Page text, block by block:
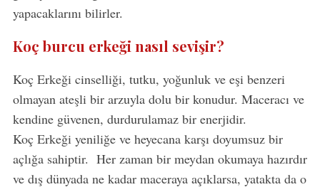
yapacaklarını bilirler.
Koç burcu erkeği nasıl sevişir?
Koç Erkeği cinselliği, tutku, yoğunluk ve eşi benzeri
olmayan ateşli bir arzuyla dolu bir konudur. Maceracı ve
kendine güvenen, durdurulamaz bir enerjidir.
Koç Erkeği yeniliğe ve heyecana karşı doyumsuz bir
açlığa sahiptir. Her zaman bir meydan okumaya hazırdır
ve dış dünyada ne kadar maceraya açıklarsa, yatakta da o